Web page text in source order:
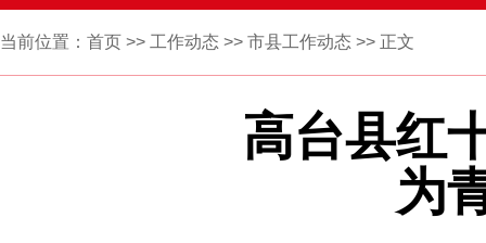
当前位置： 首页 >> 工作动态 >> 市县工作动态 >> 正文
高台县红
为